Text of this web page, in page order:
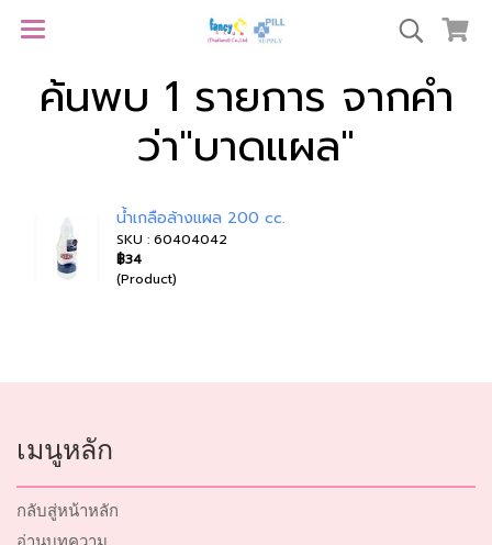
ค้นพบ 1 รายการ จากคำ
ว่า"บาดแผล"
น้ำเกลือล้างแผล 200 cc.
SKU : 60404042
฿34
(Product)
เมนูหลัก
กลับสู่หน้าหลัก